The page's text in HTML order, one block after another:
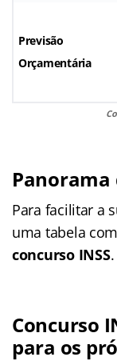
Previsão
Orçamentária
Panorama
Para facilitar a
uma tabela
concurso INSS
Concurso
para os